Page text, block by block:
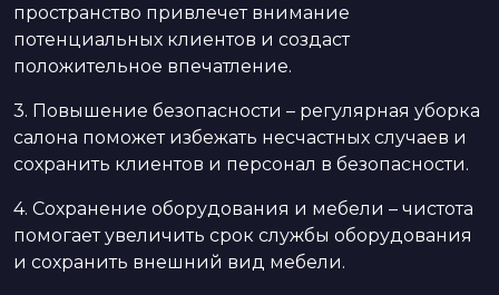
пространство привлечет внимание
потенциальных клиентов и создаст
положительное впечатление.
3. Повышение безопасности – регулярная уборка
салона поможет избежать несчастных случаев и
сохранить клиентов и персонал в безопасности.
4. Сохранение оборудования и мебели – чистота
помогает увеличить срок службы оборудования
и сохранить внешний вид мебели.